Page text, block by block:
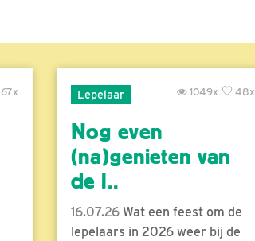
67x Lepelaar 48x
1049x
Nog even
(na)genieten van
de l..
16.07.26Wat een feest om de
lepelaars in 2026 weer bij de